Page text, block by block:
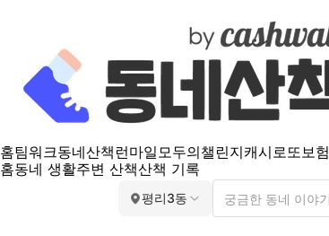
홈팀워크동네산책 런마일모두의챌린지캐시로또보험
홈동네 생활주변 산책산책 기록
평리3동